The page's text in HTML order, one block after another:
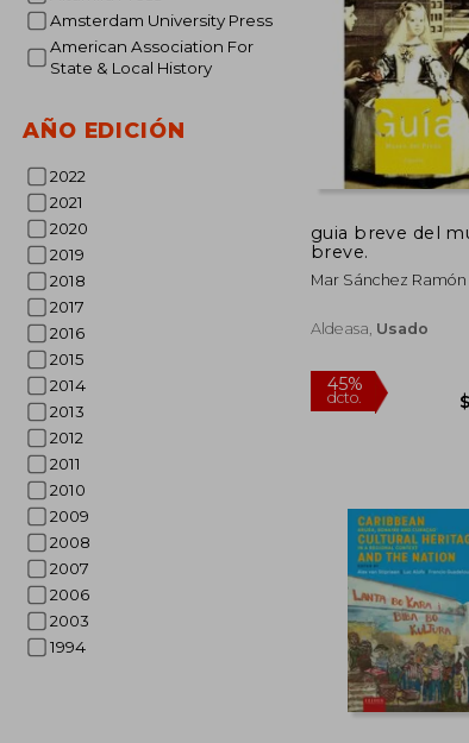
Amsterdam University Press
American Association For
State & Local History
AÑO EDICIÓN
2022
2021
2020
2019
2018
2017
2016
2015
2014
2013
2012
2011
2010
2009
2008
2007
2006
2003
1994
45%
dcto.
guia breve del
breve.
Mar Sánchez Ramón
Aldeasa, Usado
45%